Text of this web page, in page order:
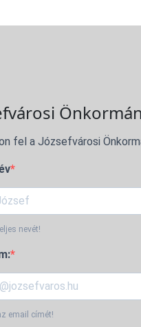
fel a Józsefvárosi
nevét!
email címét!